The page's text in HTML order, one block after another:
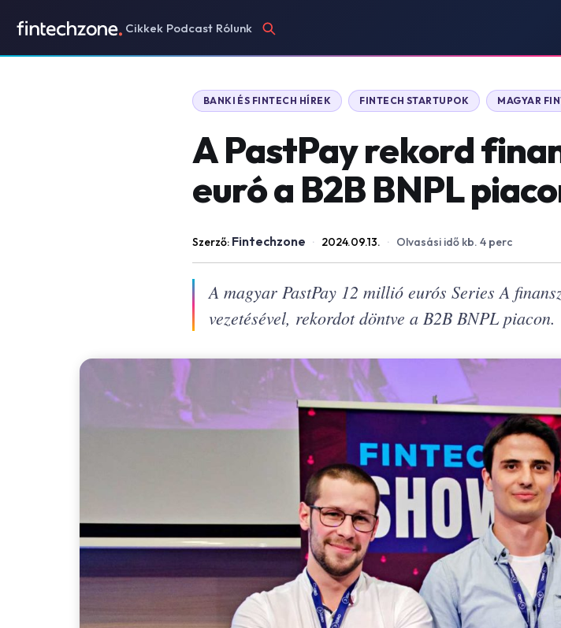
Cikkek Podcast Rólunk
BANKI ÉS FINTECH HÍREK FINTECH STARTUPOK MAGYAR
A PastPay rekord
euró a B2B BNPL
Szerző: Fintechzone · 2024.09.13. · Olvasási idő kb. 4 perc
A magyar PastPay 12 millió eurós Series A
vezetésével, rekordot döntve a B2B BNPL piacon.